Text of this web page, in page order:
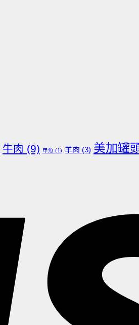
牛肉 (9) 甲魚 (1) 羊肉 (3) 美加罐